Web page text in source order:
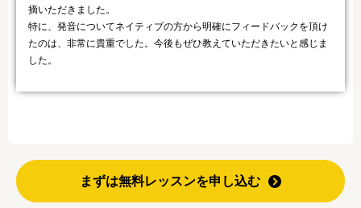
摘いただきました。
特に、発音についてネイティブの方から明確にフィードバックを頂け
たのは、非常に貴重でした。今後もぜひ教えていただきたいと感じま
した。
まずは無料レッスンを申し込む